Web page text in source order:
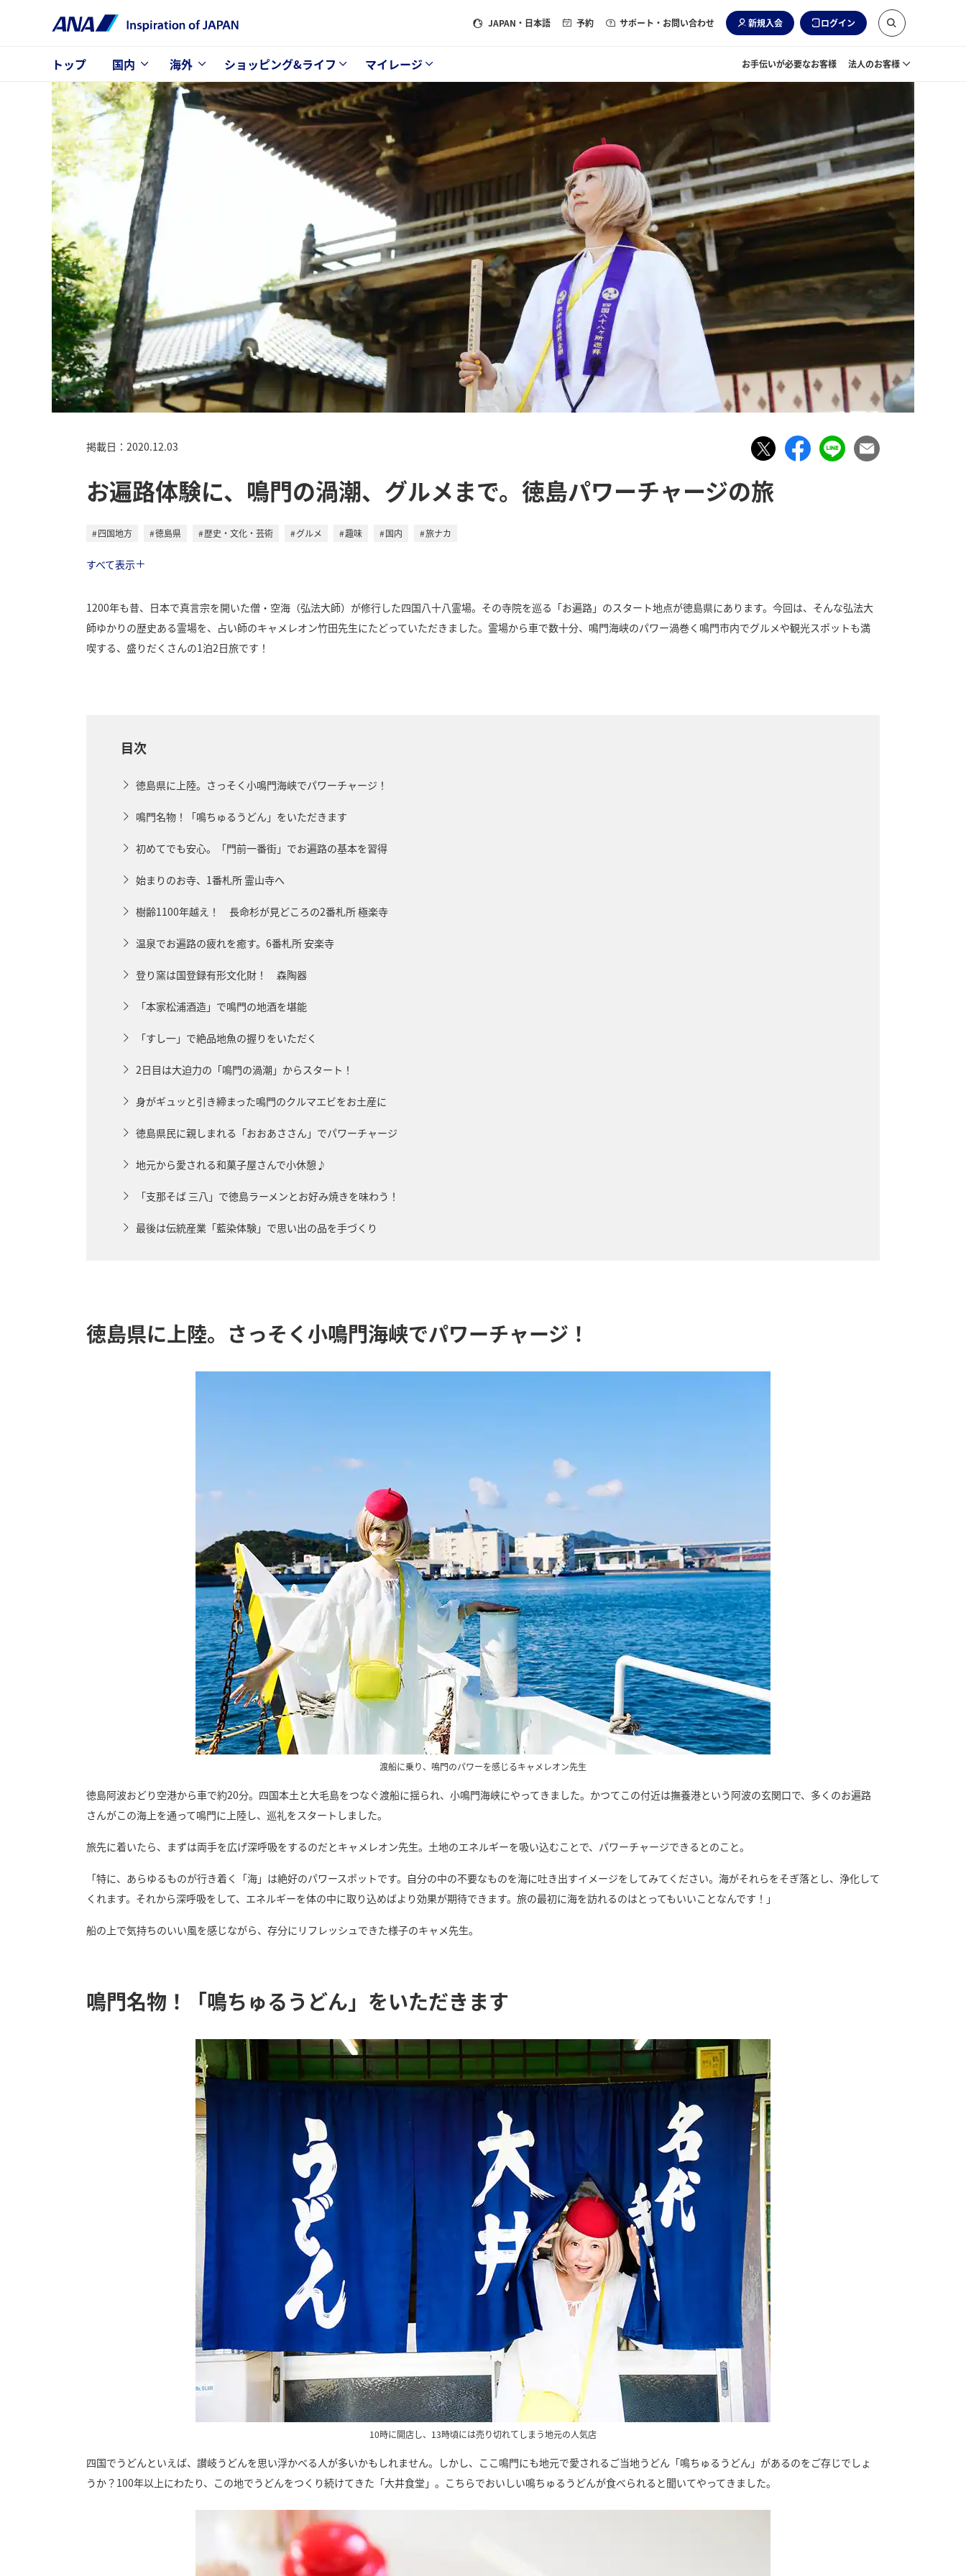
JAPAN ・日本語 予約 サポート・お問い合わせ 新規入会 ログイン
トップ 国内 海外 ショッピング&ライフ マイレージ お手伝いが必要なお客様 法人のお客様
掲載日：2020.12.03
お遍路体験に、鳴門の渦潮、グルメまで。徳島パワーチャージの旅
四国地方 徳島県 歴史・文化・芸術 グルメ 趣味 国内
旅ナカ
すべて表示
1200年も昔、日本で真言宗を開いた僧・空海（弘法大師）が修行した四国八十八霊場。その寺院を巡る「お遍路」のスタート地点が徳島県にあります。今回は、そんな弘法大
師ゆかりの歴史ある霊場を、占い師のキャメレオン竹田先生にたどっていただきました。霊場から車で数十分、鳴門海峡のパワー渦巻く鳴門市内でグルメや観光スポットも満
喫する、盛りだくさんの1泊2日旅です！
目次
徳島県に上陸。さっそく小鳴門海峡でパワーチャージ！
鳴門名物！「鳴ちゅるうどん」をいただきます
初めてでも安心。「門前一番街」でお遍路の基本を習得
始まりのお寺、1番札所 霊山寺へ
樹齢1100年越え！ 長命杉が見どころの2番札所 極楽寺
温泉でお遍路の疲れを癒す。6番札所 安楽寺
登り窯は国登録有形文化財！ 森陶器
「本家松浦酒造」で鳴門の地酒を堪能
「すし一」で絶品地魚の握りをいただく
2日目は大迫力の「鳴門の渦潮」からスタート！
身がギュッと引き締まった鳴門のクルマエビをお土産に
徳島県民に親しまれる「おおあささん」でパワーチャージ
地元から愛される和菓子屋さんで小休憩♪
「支那そば 三八」で徳島ラーメンとお好み焼きを味わう！
最後は伝統産業「藍染体験」で思い出の品を手づくり
徳島県に上陸。さっそく小鳴門海峡でパワーチャージ！
渡船に乗り、鳴門のパワーを感じるキャメレオン先生
徳島阿波おどり空港から車で約20分。四国本土と大毛島をつなぐ渡船に揺られ、小鳴門海峡にやってきました。かつてこの付近は撫養港という阿波の玄関口で、多くのお遍路
さんがこの海上を通って鳴門に上陸し、巡礼をスタートしました。
旅先に着いたら、まずは両手を広げ深呼吸をするのだとキャメレオン先生。土地のエネルギーを吸い込むことで、パワーチャージできるとのこと。
「特に、あらゆるものが行き着く「海」は絶好のパワースポットです。自分の中の不要なものを海に吐き出すイメージをしてみてください。海がそれらをそぎ落とし、浄化して
くれます。それから深呼吸をして、エネルギーを体の中に取り込めばより効果が期待できます。旅の最初に海を訪れるのはとってもいいことなんです！」
船の上で気持ちのいい風を感じながら、存分にリフレッシュできた様子のキャメ先生。
鳴門名物！「鳴ちゅるうどん」をいただきます
10時に開店し、13時頃には売り切れてしまう地元の人気店
四国でうどんといえば、讃岐うどんを思い浮かべる人が多いかもしれません。しかし、ここ鳴門にも地元で愛されるご当地うどん「鳴ちゅるうどん」があるのをご存じでしょ
うか？100年以上にわたり、この地でうどんをつくり続けてきた「大井食堂」。こちらでおいしい鳴ちゅるうどんが食べられると聞いてやってきました。